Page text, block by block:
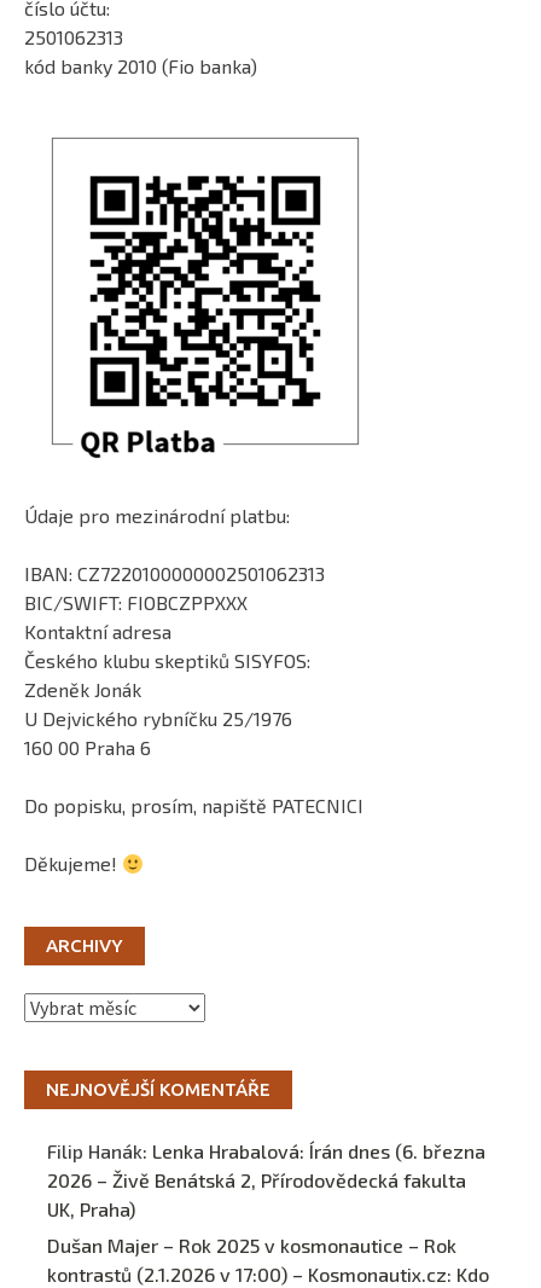
číslo účtu:
2501062313
kód banky 2010 (Fio banka)
Údaje pro mezinárodní platbu:
IBAN: CZ7220100000002501062313
BIC/SWIFT: FIOBCZPPXXX
Kontaktní adresa
Českého klubu skeptiků SISYFOS:
Zdeněk Jonák
U Dejvického rybníčku 25/1976
160 00 Praha 6
Do popisku, prosím, napiště PATECNICI
Děkujeme!
ARCHIVY
Archivy
NEJNOVĚJŠÍ KOMENTÁŘE
Filip Hanák: Lenka Hrabalová: Írán dnes (6. března
2026 – Živě Benátská 2, Přírodovědecká fakulta
UK, Praha)
Dušan Majer – Rok 2025 v kosmonautice – Rok
kontrastů (2.1.2026 v 17:00) – Kosmonautix.cz: Kdo